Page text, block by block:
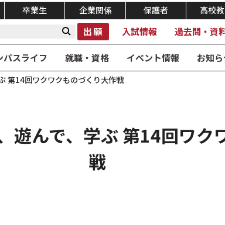
卒業生 企業関係 保護者 高校
出願 入試情報 過去問・資
パスライフ 就職・資格 イベント情報 お知
第14回ワクワクものづくり大作戦
遊んで、学ぶ 第14回ワク
戦